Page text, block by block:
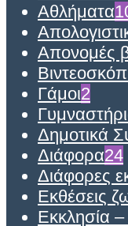
Αθλήματα
Απονομές
Γάμοι2
Δημοτικά
Διάφορα24
Διάφορες
Εκθέσεις
Εκκλησία –